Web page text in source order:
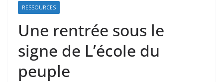
RESSOURCES
Une rentrée sous le
signe de L’école du
peuple